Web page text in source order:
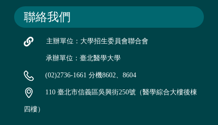
聯絡我們
主辦單位：大學招生委員會聯合會
承辦單位：臺北醫學大學
(02)2736-1661 分機8602、8604
110 臺北市信義區吳興街250號（醫學綜合大樓後棟
四樓）